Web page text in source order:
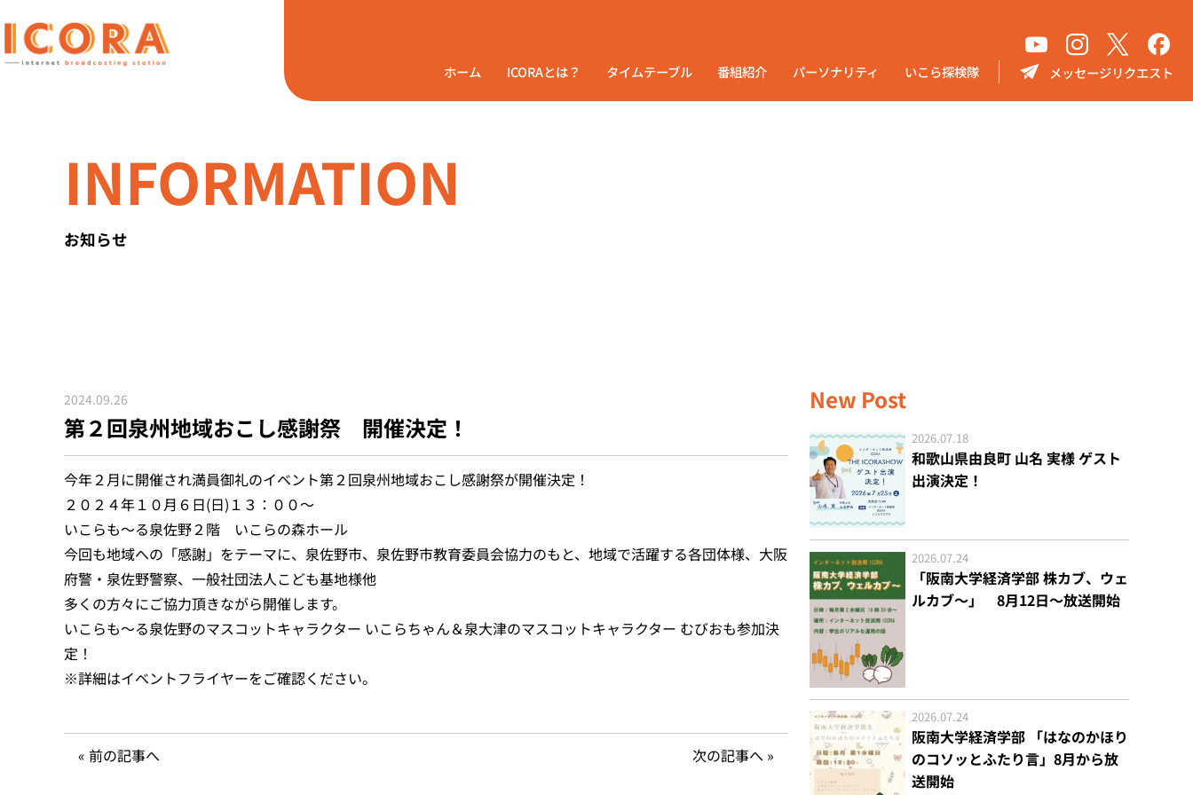
ホーム ICORAとは？ タイムテーブル 番組紹介 パーソナリティ いこら探検隊 メッセージリクエスト
INFORMATION
お知らせ
2024.09.26
第２回泉州地域おこし感謝祭 開催決定！
今年２月に開催され満員御礼のイベント第２回泉州地域おこし感謝祭が開催決定！
２０２４年１０月６日(日)１３：００～
いこらも～る泉佐野２階 いこらの森ホール
今回も地域への「感謝」をテーマに、泉佐野市、泉佐野市教育委員会協力のもと、地域で活躍する各団体様、大阪
府警・泉佐野警察、一般社団法人こども基地様他
多くの方々にご協力頂きながら開催します。
いこらも～る泉佐野のマスコットキャラクター いこらちゃん＆泉大津のマスコットキャラクター むびおも参加決
定！
※詳細はイベントフライヤーをご確認ください。
« 前の記事へ 次の記事へ »
New Post
2026.07.18
和歌山県由良町 山名 実様 ゲスト
出演決定！
2026.07.24
「阪南大学経済学部 株カブ、ウェ
ルカブ～」 8月12日～放送開始
2026.07.24
阪南大学経済学部 「はなのかほり
のコソッとふたり言」8月から放
送開始